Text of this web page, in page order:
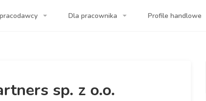
Twojej firmy! Dla pracownika Profile handlowe
sp. z o.o.